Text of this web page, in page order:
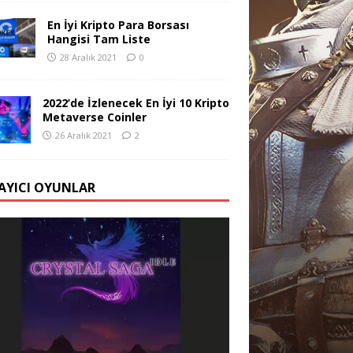
En İyi Kripto Para Borsası
Hangisi Tam Liste
28 Aralık 2021 0
2022’de İzlenecek En İyi 10 Kripto
Metaverse Coinler
26 Aralık 2021 2
OYUNLAR